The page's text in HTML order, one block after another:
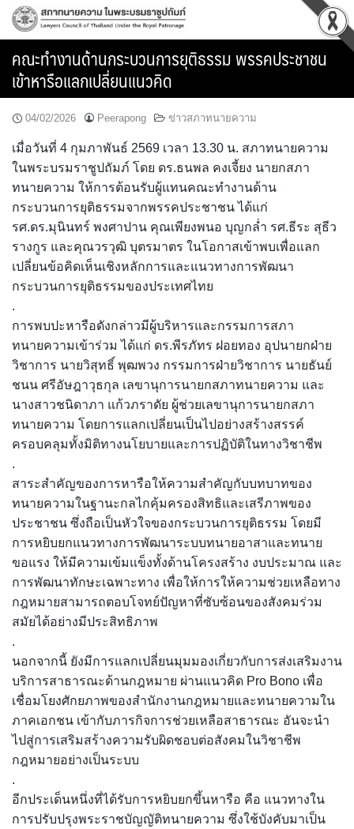
Skip
คณะทำงานด้านกระบวนการยุติธรรม พรรคประชาชน
เข้าหารือแลกเปลี่ยนแนวคิด
04/02/2026 Peerapong ข่าวสภาทนายความ
เมื่อวันที่ 4 กุมภาพันธ์ 2569 เวลา 13.30 น. สภาทนายความ
ในพระบรมราชูปถัมภ์ โดย ดร.ธนพล คงเจี้ยง นายกสภา
ทนายความ ให้การต้อนรับผู้แทนคณะทำงานด้าน
กระบวนการยุติธรรมจากพรรคประชาชน ได้แก่
รศ.ดร.มุนินทร์ พงศาปาน คุณเพียงพนอ บุญกล่ำ รศ.ธีระ สุธีว
รางกูร และคุณวรวุฒิ บุตรมาตร ในโอกาสเข้าพบเพื่อแลก
เปลี่ยนข้อคิดเห็นเชิงหลักการและแนวทางการพัฒนา
กระบวนการยุติธรรมของประเทศไทย
.
การพบปะหารือดังกล่าวมีผู้บริหารและกรรมการสภา
ทนายความเข้าร่วม ได้แก่ ดร.พีรภัทร ฝอยทอง อุปนายกฝ่าย
วิชาการ นายวิสุทธิ์ พุฒพวง กรรมการฝ่ายวิชาการ นายธันย์
ชนน ศรีอัษฎาวุธกุล เลขานุการนายกสภาทนายความ และ
นางสาวชนิดาภา แก้วภราดัย ผู้ช่วยเลขานุการนายกสภา
ทนายความ โดยการแลกเปลี่ยนเป็นไปอย่างสร้างสรรค์
ครอบคลุมทั้งมิติทางนโยบายและการปฏิบัติในทางวิชาชีพ
.
สาระสำคัญของการหารือให้ความสำคัญกับบทบาทของ
ทนายความในฐานะกลไกคุ้มครองสิทธิและเสรีภาพของ
ประชาชน ซึ่งถือเป็นหัวใจของกระบวนการยุติธรรม โดยมี
การหยิบยกแนวทางการพัฒนาระบบทนายอาสาและทนาย
ขอแรง ให้มีความเข้มแข็งทั้งด้านโครงสร้าง งบประมาณ และ
การพัฒนาทักษะเฉพาะทาง เพื่อให้การให้ความช่วยเหลือทาง
กฎหมายสามารถตอบโจทย์ปัญหาที่ซับซ้อนของสังคมร่วม
สมัยได้อย่างมีประสิทธิภาพ
.
นอกจากนี้ ยังมีการแลกเปลี่ยนมุมมองเกี่ยวกับการส่งเสริมงาน
บริการสาธารณะด้านกฎหมาย ผ่านแนวคิด Pro Bono เพื่อ
เชื่อมโยงศักยภาพของสำนักงานกฎหมายและทนายความใน
ภาคเอกชน เข้ากับภารกิจการช่วยเหลือสาธารณะ อันจะนำ
ไปสู่การเสริมสร้างความรับผิดชอบต่อสังคมในวิชาชีพ
กฎหมายอย่างเป็นระบบ
.
อีกประเด็นหนึ่งที่ได้รับการหยิบยกขึ้นหารือ คือ แนวทางใน
การปรับปรุงพระราชบัญญัติทนายความ ซึ่งใช้บังคับมาเป็น